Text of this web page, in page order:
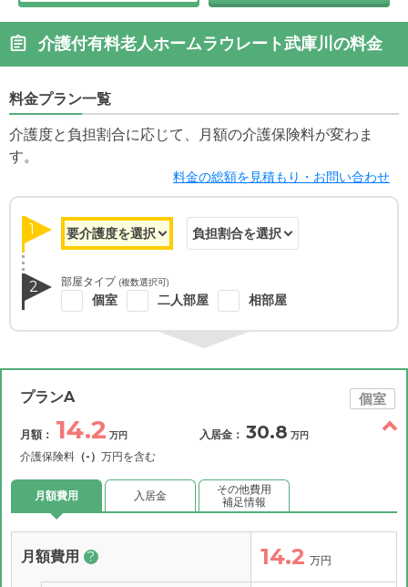
介護付有料老人ホームラウレート武庫川の料金
料金プラン一覧
介護度と負担割合に応じて、月額の介護保険料が変わま
す。
料金の総額を見積もり・お問い合わせ
1
2 部屋タイプ (複数選択可)
個室 二人部屋 相部屋
プランA 個室
月額： 14.2 万円
介護保険料 （-） 万円を含む
入居金： 30.8 万円
月額費用 入居金
その他費用
補足情報
月額費用 ? 14.2 万円